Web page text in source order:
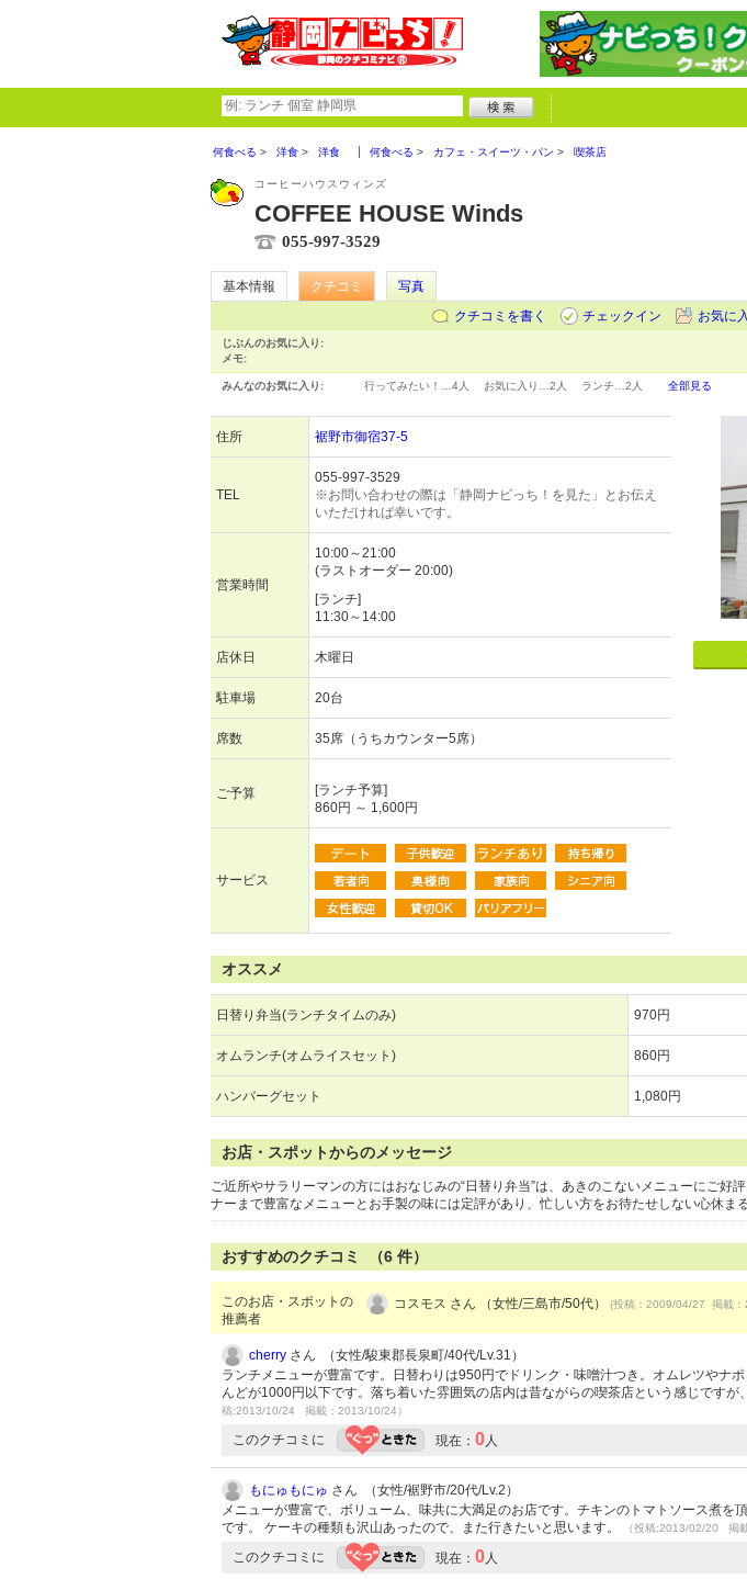
何食べる 洋食 洋食 何食べる カフェ・スイーツ・パン 喫茶店
コーヒーハウスウィンズ
COFFEE HOUSE Winds
055-997-3529
基本情報 クチコミ
写真
クチコミを書く
チェックイン お気に
じぶんのお気に入り:
メモ:
みんなのお気に入り: 行ってみたい！… 4人 お気に入り… 2人 ランチ… 2人 全部見る
住所 裾野市御宿37-5
TEL
055-997-3529
※お問い合わせの際は「静岡ナビっち！を見た」とお伝え
いただければ幸いです。
営業時間
10:00～21:00
(ラストオーダー 20:00)
[ランチ]
11:30～14:00
店休日 木曜日
駐車場 20台
席数 35席（うちカウンター5席）
ご予算
[ランチ予算]
860円 ～ 1,600円
サービス
オススメ
日替り弁当(ランチタイムのみ) 970円
オムランチ(オムライスセット) 860円
ハンバーグセット 1,080円
お店・スポットからのメッセージ
ご近所やサラリーマンの方にはおなじみの“日替り弁当”は、あきのこないメニューにご好
ナーまで豊富なメニューとお手製の味には定評があり、忙しい方をお待たせしない心休ま
おすすめのクチコミ （6 件）
このお店・スポットの
推薦者
コスモス さん （女性/三島市/50代） (投稿：2009/04/27 掲載
cherry さん （女性/駿東郡長泉町/40代/Lv.31）
ランチメニューが豊富です。日替わりは950円でドリンク・味噌汁つき。オムレツやナ
んどが1000円以下です。落ち着いた雰囲気の店内は昔ながらの喫茶店という感じですが
稿:2013/10/24 掲載：2013/10/24）
このクチコミに 現在： 0人
もにゅもにゅ さん （女性/裾野市/20代/Lv.2）
メニューが豊富で、ボリューム、味共に大満足のお店です。チキンのトマトソース煮を
です。 ケーキの種類も沢山あったので、また行きたいと思います。
（投稿:2013/02/20 掲
このクチコミに 現在： 0人